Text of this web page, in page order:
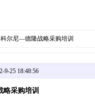
尔尼—德隆战略采购培训
9-25 18:48:56
采购培训